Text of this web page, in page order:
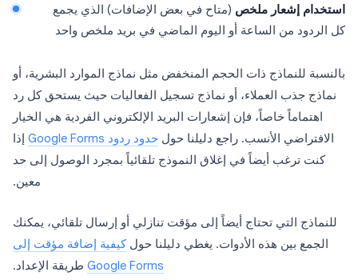
استخدام إشعار ملخص (متاح في بعض الإضافات) الذي يجمع
كل الردود من الساعة أو اليوم الماضي في بريد ملخص واحد
بالنسبة للنماذج ذات الحجم المنخفض مثل نماذج الموارد البشرية، أو
نماذج جذب العملاء، أو نماذج تسجيل الفعاليات حيث يستحق كل رد
اهتماماً خاصاً، فإن إشعارات البريد الإلكتروني الفردية هي الخيار
الافتراضي الأنسب. راجع دليلنا حول حدود ردود Google Forms
إذا
كنت ترغب أيضاً في إغلاق النموذج تلقائياً بمجرد الوصول إلى حد
معين.
للنماذج التي تحتاج أيضاً إلى مؤقت تنازلي أو إرسال تلقائي، يمكنك
الجمع بين هذه الأدوات. يغطي دليلنا حولكيفية إضافة مؤقت إلى
Google Forms طريقة الإعداد.